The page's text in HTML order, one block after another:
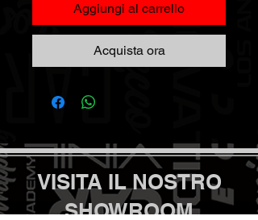
Aggiungi al carrello
Acquista ora
VISITA IL NOSTRO
SHOWROOM